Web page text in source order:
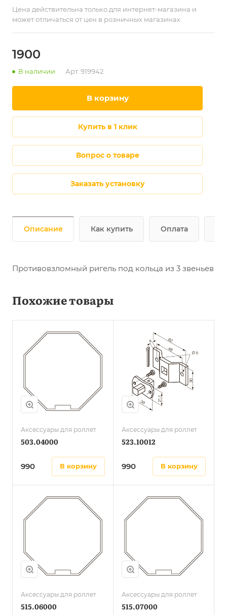
Цена действительна только для интернет-магазина и
может отличаться от цен в розничных магазинах
1900
В наличии Арт. 919942
в корзину
купить в 1 клик
Вопрос о товаре
Заказать установку
Описание Как купить Оплата
Противовзломный ригель под кольца из 3 звеньев
Похожие товары
Аксессуары для роллет
503.04000
990 в корзину
Аксессуары для роллет
523.10012
990 в корзину
Аксессуары для роллет
515.06000
Аксессуары для роллет
515.07000